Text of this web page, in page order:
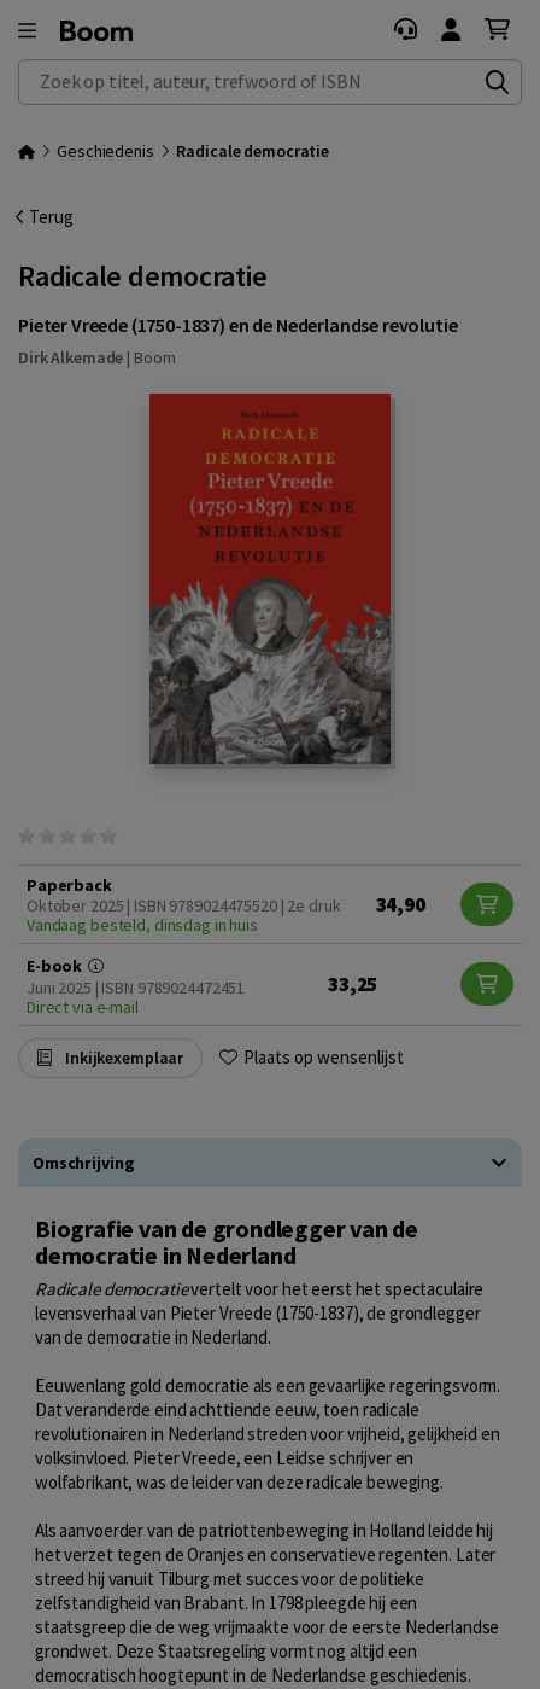
Zoek op titel, auteur, trefwoord of ISBN
Geschiedenis Radicale democratie
Terug
Radicale democratie
Pieter Vreede (1750-1837) en de Nederlandse revolutie
Dirk Alkemade | Boom
Paperback
Oktober 2025 | ISBN 9789024475520 | 2e druk
Vandaag besteld, dinsdag in huis
34,90
E-book
Juni 2025 | ISBN 9789024472451
Direct via e-mail
33,25
Inkijkexemplaar Plaats op wensenlijst
Omschrijving
Biografie van de grondlegger van de
democratie in Nederland
Radicale democratievertelt voor het eerst het spectaculaire
levensverhaal van Pieter Vreede (1750-1837), de grondlegger
van de democratie in Nederland.
Eeuwenlang gold democratie als een gevaarlijke regeringsvorm.
Dat veranderde eind achttiende eeuw, toen radicale
revolutionairen in Nederland streden voor vrijheid, gelijkheid en
volksinvloed. Pieter Vreede, een Leidse schrijver en
wolfabrikant, was de leider van deze radicale beweging.
Als aanvoerder van de patriottenbeweging in Holland leidde hij
het verzet tegen de Oranjes en conservatieve regenten. Later
streed hij vanuit Tilburg met succes voor de politieke
zelfstandigheid van Brabant. In 1798 pleegde hij een
staatsgreep die de weg vrijmaakte voor de eerste Nederlandse
grondwet. Deze Staatsregeling vormt nog altijd een
democratisch hoogtepunt in de Nederlandse geschiedenis.